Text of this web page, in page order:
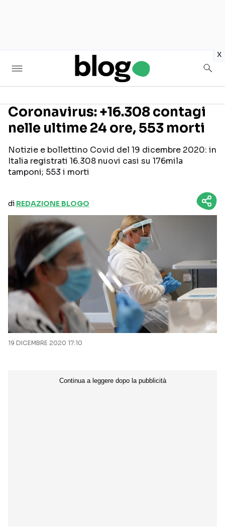
x
Seguici sui social
Coronavirus: +16.308 contagi
nelle ultime 24 ore, 553 morti
Notizie e bollettino Covid del 19 dicembre 2020: in
Italia registrati 16.308 nuovi casi su 176mila
tamponi; 553 i morti
di REDAZIONE BLOGO
19 DICEMBRE 2020 17:10